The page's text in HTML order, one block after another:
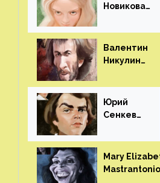
Новикова
Валентин
Никулин
Юрий
Сенкеви
Mary